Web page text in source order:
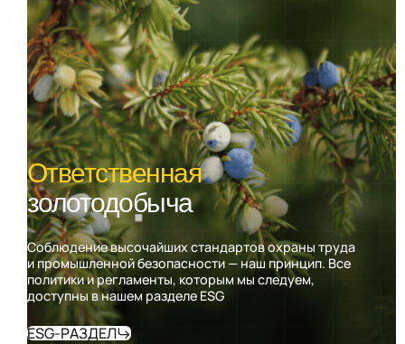
Ответственная
золотодобыча
Соблюдение высочайших стандартов охраны труда
и промышленной безопасности — наш принцип. Все
политики и регламенты, которым мы следуем,
доступны в нашем разделе ESG
ESG-РАЗДЕЛ